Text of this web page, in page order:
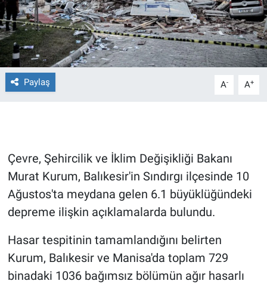
Paylaş A- A+
Çevre, Şehircilik ve İklim Değişikliği Bakanı
Murat Kurum, Balıkesir'in Sındırgı ilçesinde 10
Ağustos'ta meydana gelen 6.1 büyüklüğündeki
depreme ilişkin açıklamalarda bulundu.
Hasar tespitinin tamamlandığını belirten
Kurum, Balıkesir ve Manisa'da toplam 729
binadaki 1036 bağımsız bölümün ağır hasarlı
Gün Başlıyor
Gün Bitiyor
Gün Ortası
Haber
Kimdir
Koronavirüs